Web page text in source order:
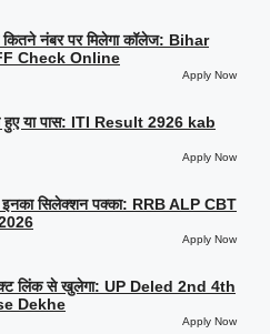
नंबर पर मिलेगा कॉलेज: Bihar
Check Online
Apply Now
या पास: ITI Result 2926 kab
Apply Now
सिलेक्शन पक्का: RRB ALP CBT
Apply Now
लिंक से खुलेगा: UP Deled 2nd 4th
Dekhe
Apply Now